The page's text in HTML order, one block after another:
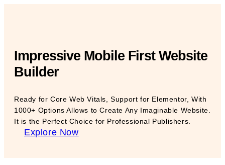
Impressive Mobile First Website
Builder
Ready for Core Web Vitals, Support for Elementor, With
1000+ Options Allows to Create Any Imaginable Website.
It is the Perfect Choice for Professional Publishers.
Explore Now